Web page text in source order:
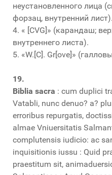
неустановленного лица
форзац, внутренний лист).
4. « [CVG]» (карандаш;
внутреннего листа).
5. «W.[C]. Gr[ove]»
19.
Biblia sacra : cum duplici
Vatabli, nunc denuo? a?
erroribus repurgatis,
almae Vniuersitatis
complutensis iudicio: ac
inquisitionis iussu : Quid
praestitum sit,